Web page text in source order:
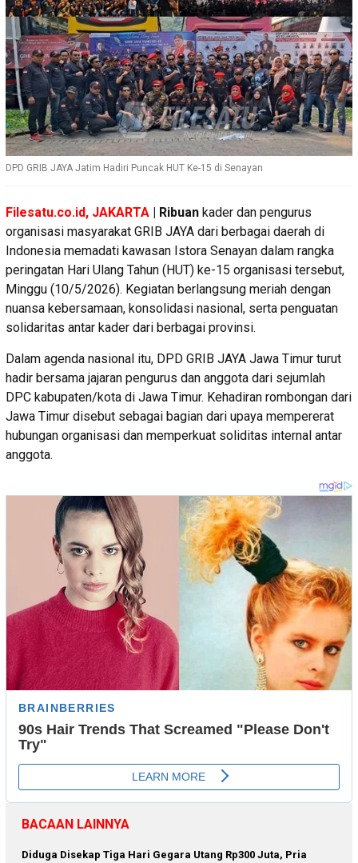
DPD GRIB JAYA Jatim Hadiri Puncak HUT Ke-15 di Senayan
Filesatu.co.id, JAKARTA | Ribuan kader dan pengurus
organisasi masyarakat GRIB JAYA dari berbagai daerah di
Indonesia memadati kawasan Istora Senayan dalam rangka
peringatan Hari Ulang Tahun (HUT) ke-15 organisasi tersebut,
Minggu (10/5/2026). Kegiatan berlangsung meriah dengan
nuansa kebersamaan, konsolidasi nasional, serta penguatan
solidaritas antar kader dari berbagai provinsi.
Dalam agenda nasional itu, DPD GRIB JAYA Jawa Timur turut
hadir bersama jajaran pengurus dan anggota dari sejumlah
DPC kabupaten/kota di Jawa Timur. Kehadiran rombongan dari
Jawa Timur disebut sebagai bagian dari upaya mempererat
hubungan organisasi dan memperkuat soliditas internal antar
anggota.
BACAAN LAINNYA
Diduga Disekap Tiga Hari Gegara Utang Rp300 Juta, Pria